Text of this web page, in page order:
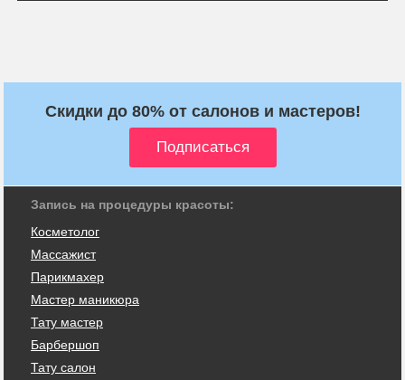
Скидки до 80% от салонов и мастеров!
Запись на процедуры красоты:
Косметолог
Массажист
Парикмахер
Мастер маникюра
Тату мастер
Барбершоп
Тату салон